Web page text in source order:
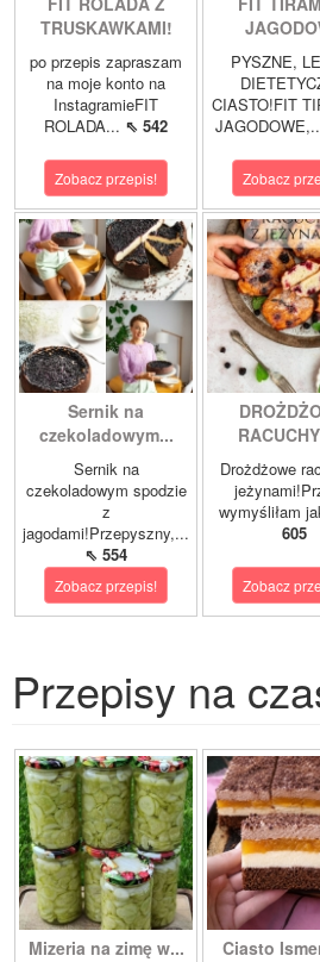
TRUSKAWKAMI!
po przepis zapraszam
na moje konto na
InstagramieFIT
ROLADA... ⇖ 542
Zobacz przepis!
PYSZNE,
CIASTO!FIT
Zobacz
Sernik na
czekoladowym...
Sernik na
czekoladowym spodzie
z
jagodami!Przepyszny,...
⇖ 554
Zobacz przepis!
Drożdżowe
wymyśliłam
605
Zobacz
Przepisy na
Mizeria na zimę w... Ciasto